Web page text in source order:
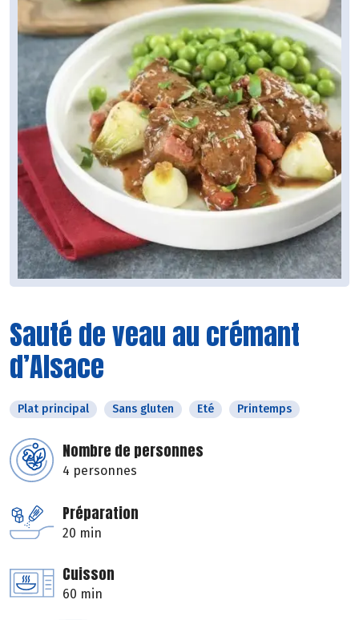
Sauté de veau au crémant
d’Alsace
Plat principal Sans gluten Eté Printemps
Nombre de personnes
4 personnes
Préparation
20 min
Cuisson
60 min